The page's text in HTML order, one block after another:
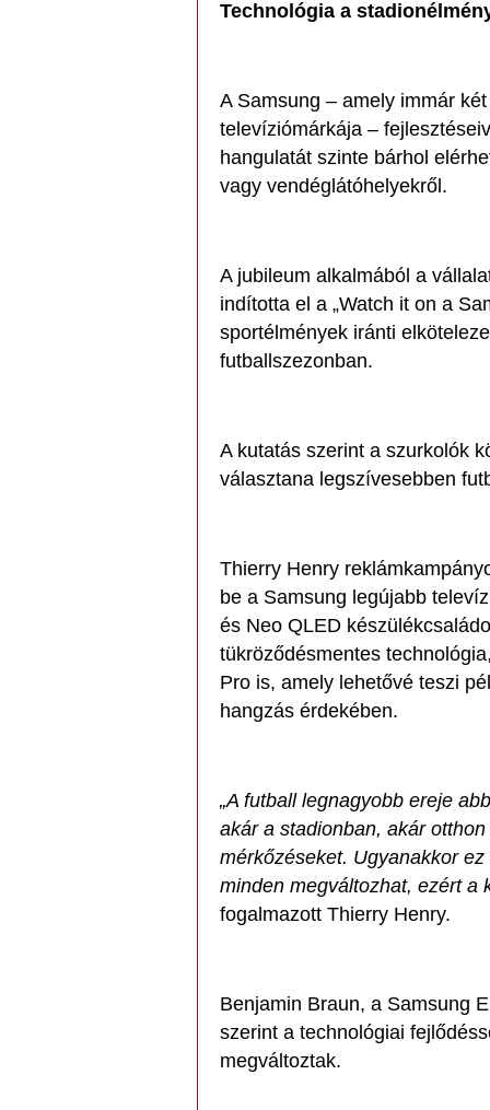
Technológia a
A Samsung – amely immár
televíziómárkája –
hangulatát szinte bárhol
vagy vendéglátóhelyekről.
A jubileum alkalmából a
indította el a „Watch it on a
sportélmények iránti
futballszezonban.
A kutatás szerint a szurkolók
választana legszívesebben
Thierry Henry
be a Samsung legújabb
és Neo QLED
tükröződésmentes
Pro is, amely lehetővé teszi
hangzás érdekében.
„A futball legnagyobb ereje
akár a stadionban, akár
mérkőzéseket. Ugyanakkor
minden megváltozhat, ezért a
fogalmazott Thierry Henry.
Benjamin Braun, a Samsung
szerint a technológiai
megváltoztak.